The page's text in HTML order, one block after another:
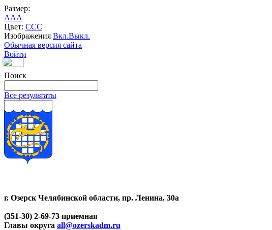
Размер:
AAA
Цвет: CCC
Изображения Вкл.Выкл.
Обычная версия сайта
Войти
Поиск
Все результаты
г. Озерск Челябинской области, пр. Ленина, 30а
(351-30) 2-69-73 приемная
Главы округа all@ozerskadm.ru